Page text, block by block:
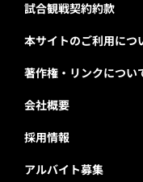
試合観戦契約約款
本サイトのご利用につ
著作権・リンクについ
会社概要
採用情報
アルバイト募集